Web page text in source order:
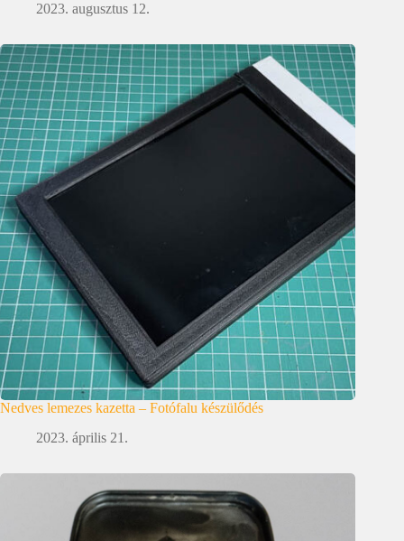
2023. augusztus 12.
Nedves lemezes kazetta – Fotófalu készülődés
2023. április 21.